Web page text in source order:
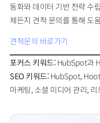
동화와 데이터 기반 전략 수
제든지 견적 문의를 통해 도
견적문의 바로가기
포커스 키워드:HubSpot과
SEO 키워드:HubSpot,
마케팅, 소셜 미디어 관리,